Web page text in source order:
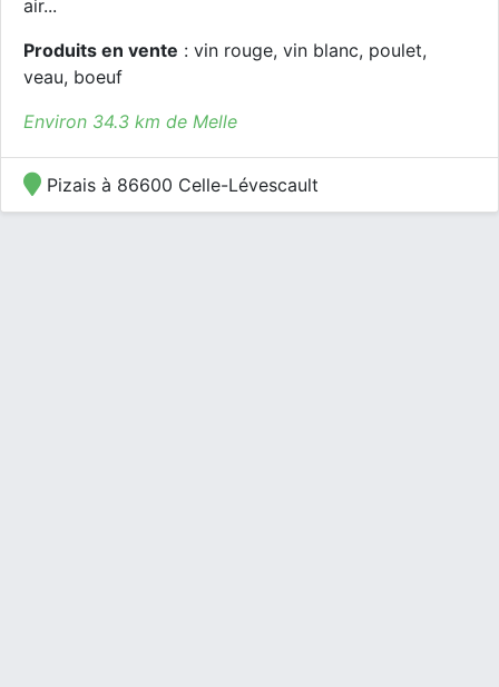
air...
Produits en vente : vin rouge, vin blanc, poulet,
veau, boeuf
Environ 34.3 km de Melle
Pizais à 86600 Celle-Lévescault